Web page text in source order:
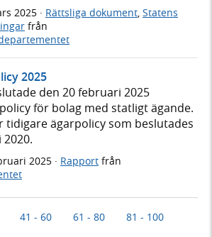
2025 · Rättsliga dokument, Statens
från
2025
den 20 februari 2025
för bolag med statligt ägande.
tidigare ägarpolicy som beslutades
2025 · Rapport från
41 - 60 61 - 80 81 - 100